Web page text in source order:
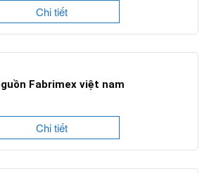
Chi tiết
Fabrimex việt nam
Chi tiết